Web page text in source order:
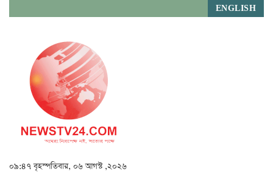
ENGLISH
০৯:৪৭ বৃহস্পতিবার, ০৬ আগস্ট ,২০২৬